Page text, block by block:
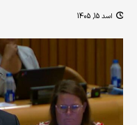
اسد 15, 1405